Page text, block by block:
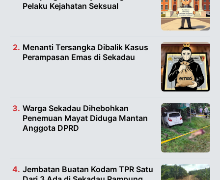
Pelaku Kejahatan Seksual
Menanti Tersangka Dibalik Kasus
Perampasan Emas di Sekadau
Warga Sekadau Dihebohkan
Penemuan Mayat Diduga Mantan
Anggota DPRD
Jembatan Buatan Kodam TPR Satu